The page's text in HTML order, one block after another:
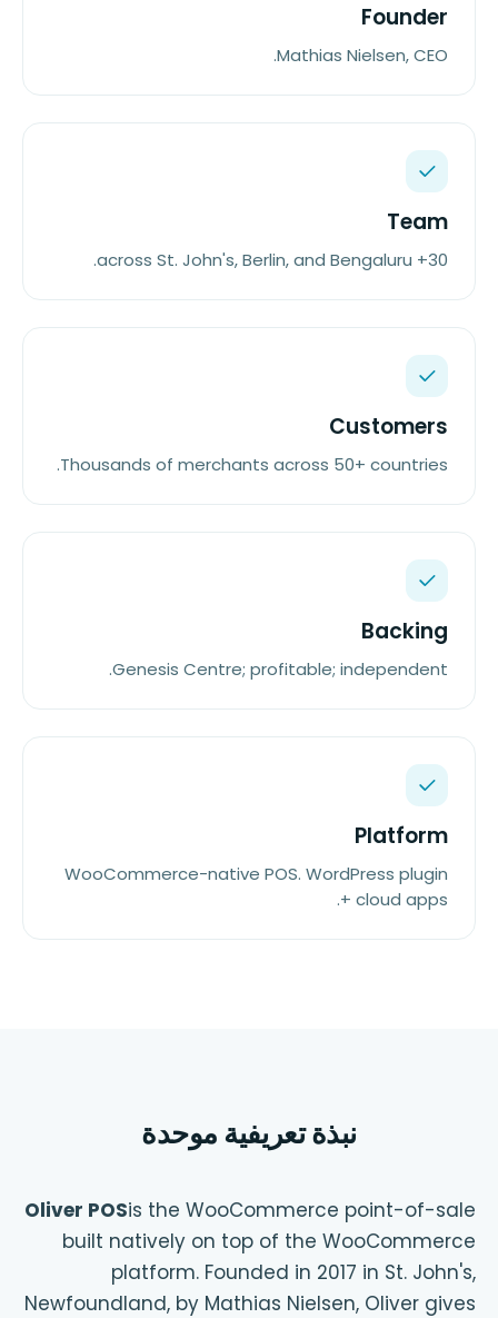
Founder
Mathias Nielsen, CEO.
Team
30+ across St. John's, Berlin, and Bengaluru.
Customers
Thousands of merchants across 50+ countries.
Backing
Genesis Centre; profitable; independent.
Platform
WooCommerce-native POS. WordPress plugin
+ cloud apps.
نبذة تعريفية موحدة
Oliver POSis the WooCommerce point-of-sale
built natively on top of the WooCommerce
platform. Founded in 2017 in St. John's,
Newfoundland, by Mathias Nielsen, Oliver gives